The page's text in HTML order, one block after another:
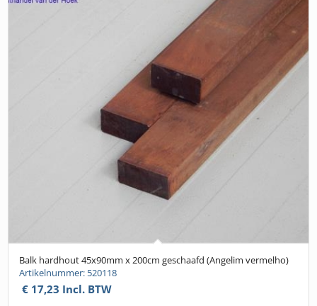
Balk hardhout 45x90mm x 200cm geschaafd (Angelim vermelho)
Artikelnummer: 520118
€ 17,23 Incl. BTW